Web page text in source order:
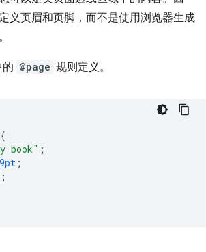
义页眉和页脚，而不是使用浏览器生成
的 @page 规则定义。
{
book" ;
9pt ;
;